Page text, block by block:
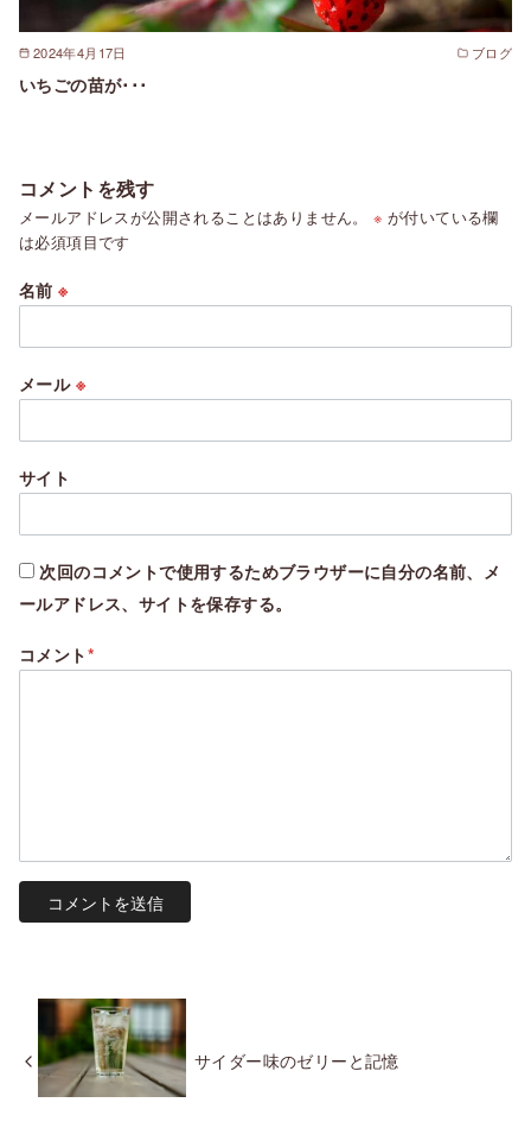
2024年4月17日 ブログ
いちごの苗が･･･
コメントを残す
メールアドレスが公開されることはありません。 ※ が付いている欄
は必須項目です
名前※
メール ※
サイト
次回のコメントで使用するためブラウザーに自分の名前、メ
ールアドレス、サイトを保存する。
コメント*
サイダー味のゼリーと記憶